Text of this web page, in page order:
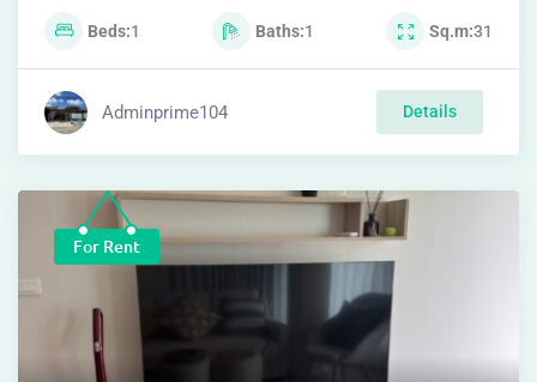
Beds 1 Baths 1 Sq.m 31
Adminprime104 Details
For Rent